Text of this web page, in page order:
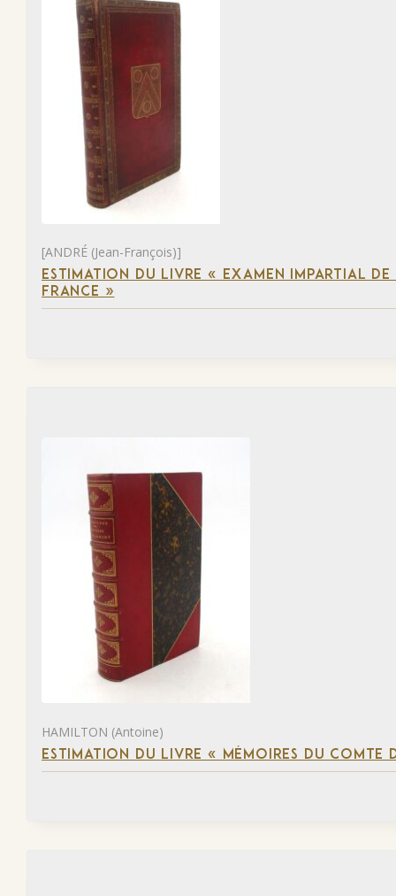
[ANDRÉ (Jean-François)]
ESTIMATION DU LIVRE « EXAMEN IMPARTIAL
FRANCE »
HAMILTON (Antoine)
ESTIMATION DU LIVRE « MÉMOIRES DU COMTE